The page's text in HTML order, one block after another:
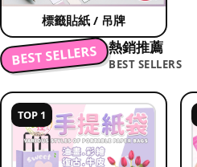
標籤貼紙 / 吊牌
BEST SELLERS 熱銷推薦
BEST SELLERS
TOP 1